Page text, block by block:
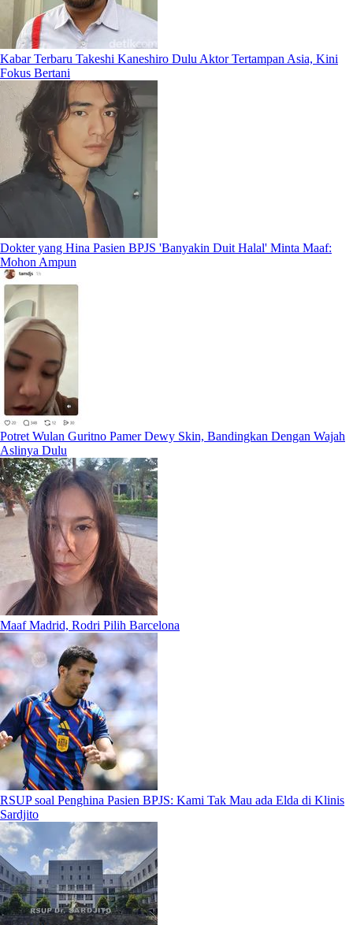
Kabar Terbaru Takeshi Kaneshiro Dulu Aktor Tertampan Asia, Kini
Fokus Bertani
Dokter yang Hina Pasien BPJS 'Banyakin Duit Halal' Minta Maaf:
Mohon Ampun
Potret Wulan Guritno Pamer Dewy Skin, Bandingkan Dengan Wajah
Aslinya Dulu
Maaf Madrid, Rodri Pilih Barcelona
RSUP soal Penghina Pasien BPJS: Kami Tak Mau ada Elda di Klinis
Sardjito